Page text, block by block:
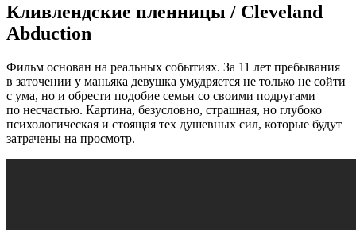
Кливлендские пленницы / Cleveland
Abduction
Фильм основан на реальных событиях. За 11 лет пребывания
в заточении у маньяка девушка умудряется не только не сойти
с ума, но и обрести подобие семьи со своими подругами
по несчастью. Картина, безусловно, страшная, но глубоко
психологическая и стоящая тех душевных сил, которые будут
затрачены на просмотр.